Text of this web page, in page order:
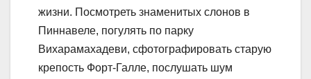
жизни. Посмотреть знаменитых слонов в
Пиннавеле, погулять по парку
Вихарамахадеви, сфотографировать старую
крепость Форт-Галле, послушать шум